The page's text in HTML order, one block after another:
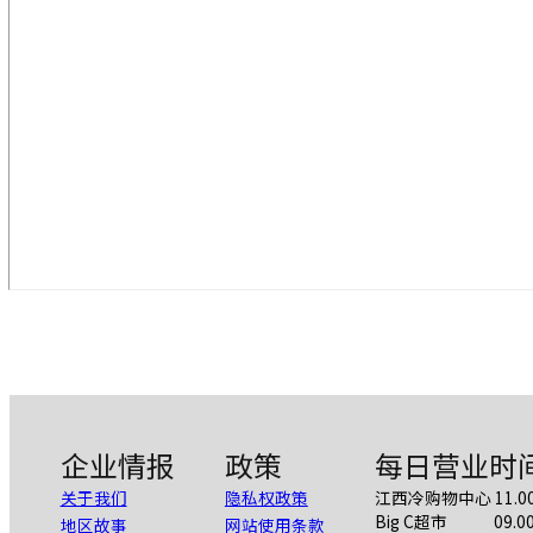
企业情报
关于我们
地区故事
政策
隐私权政策
网站使用条款
每日营业时
江西冷购物中心
Big C超市 09.00